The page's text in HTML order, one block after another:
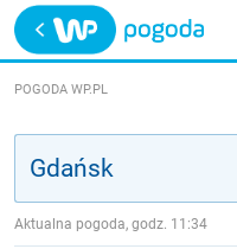
Trwa ładowanie
POLSKA
POGODA WP.PL
Aktualna pogoda, godz. 11:34